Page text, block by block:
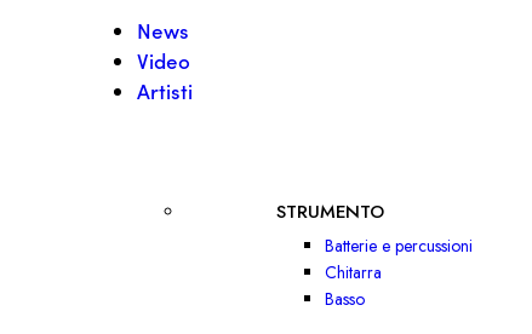
News
Video
Artisti
STRUMENTO
Batterie e percussioni
Chitarra
Basso